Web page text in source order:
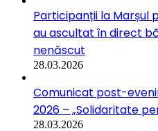
Participanții la Marșul
au ascultat în direct
nenăscut
28.03.2026
Comunicat post-
2026 – „Solidaritate
28.03.2026